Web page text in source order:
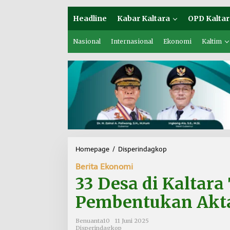
Headline Kabar Kaltara OPD
Nasional Internasional Ekonomi Kaltim
Homepage / Disperindagkop
e
s
d
Berita Ekonomi
33 Desa di
Pembentukan
Benuanta10
11 Juni 2025
Disperindagkop